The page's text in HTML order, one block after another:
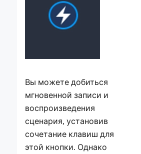
Вы можете добиться
мгновенной записи и
воспроизведения
сценария, установив
сочетание клавиш для
этой кнопки. Однако